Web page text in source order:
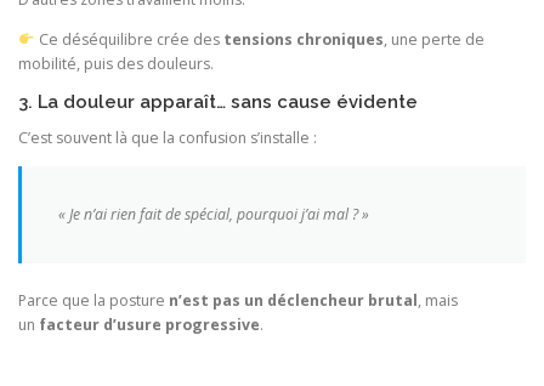
Ce déséquilibre crée des tensions chroniques, une perte de
mobilité, puis des douleurs.
3. La douleur apparaît… sans cause évidente
C’est souvent là que la confusion s’installe :
« Je n’ai rien fait de spécial, pourquoi j’ai mal ? »
Parce que la posture n’est pas un déclencheur brutal, mais
un facteur d’usure progressive.